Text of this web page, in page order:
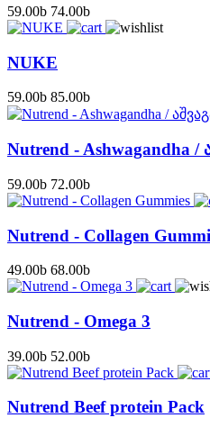
59.00b 74.00b
NUKE
59.00b 85.00b
Nutrend - Ashwagandha /
59.00b 72.00b
Nutrend - Collagen
49.00b 68.00b
Nutrend - Omega 3
39.00b 52.00b
Nutrend Beef protein Pack